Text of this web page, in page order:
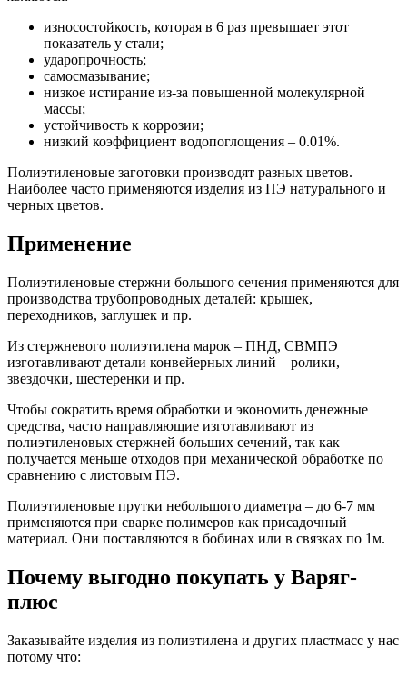
износостойкость, которая в 6 раз превышает этот
показатель у стали;
ударопрочность;
самосмазывание;
низкое истирание из-за повышенной молекулярной
массы;
устойчивость к коррозии;
низкий коэффициент водопоглощения – 0.01%.
Полиэтиленовые заготовки производят разных цветов.
Наиболее часто применяются изделия из ПЭ натурального и
черных цветов.
Применение
Полиэтиленовые стержни большого сечения применяются для
производства трубопроводных деталей: крышек,
переходников, заглушек и пр.
Из стержневого полиэтилена марок – ПНД, СВМПЭ
изготавливают детали конвейерных линий – ролики,
звездочки, шестеренки и пр.
Чтобы сократить время обработки и экономить денежные
средства, часто направляющие изготавливают из
полиэтиленовых стержней больших сечений, так как
получается меньше отходов при механической обработке по
сравнению с листовым ПЭ.
Полиэтиленовые прутки небольшого диаметра – до 6-7 мм
применяются при сварке полимеров как присадочный
материал. Они поставляются в бобинах или в связках по 1м.
Почему выгодно покупать у Варяг-
плюс
Заказывайте изделия из полиэтилена и других пластмасс у нас
потому что: